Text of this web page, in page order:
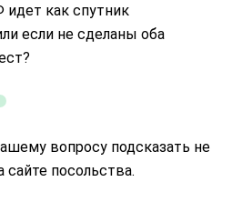
идет как спутник
если не сделаны оба
вопросу подсказать не
посольства.